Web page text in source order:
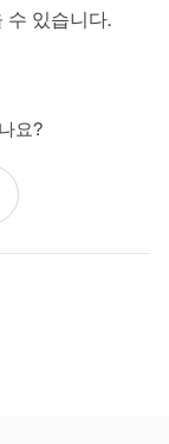
수 있습니다.
요?